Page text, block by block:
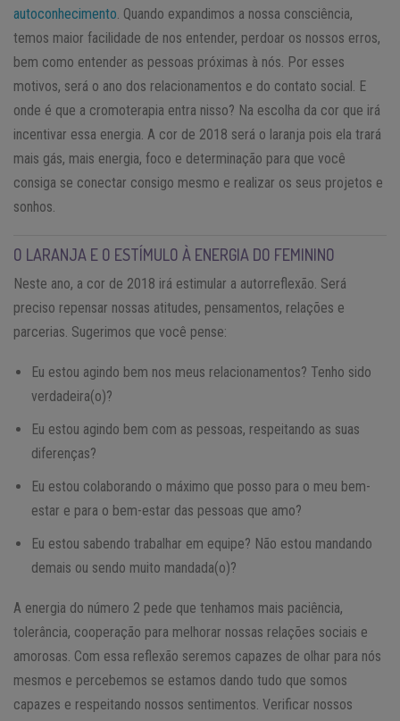
autoconhecimento. Quando expandimos a nossa consciência,
temos maior facilidade de nos entender, perdoar os nossos erros,
bem como entender as pessoas próximas à nós. Por esses
motivos, será o ano dos relacionamentos e do contato social. E
onde é que a cromoterapia entra nisso? Na escolha da cor que irá
incentivar essa energia. A cor de 2018 será o laranja pois ela trará
mais gás, mais energia, foco e determinação para que você
consiga se conectar consigo mesmo e realizar os seus projetos e
sonhos.
O LARANJA E O ESTÍMULO À ENERGIA DO FEMININO
Neste ano, a cor de 2018 irá estimular a autorreflexão. Será
preciso repensar nossas atitudes, pensamentos, relações e
parcerias. Sugerimos que você pense:
Eu estou agindo bem nos meus relacionamentos? Tenho sido
verdadeira(o)?
Eu estou agindo bem com as pessoas, respeitando as suas
diferenças?
Eu estou colaborando o máximo que posso para o meu bem-
estar e para o bem-estar das pessoas que amo?
Eu estou sabendo trabalhar em equipe? Não estou mandando
demais ou sendo muito mandada(o)?
A energia do número 2 pede que tenhamos mais paciência,
tolerância, cooperação para melhorar nossas relações sociais e
amorosas. Com essa reflexão seremos capazes de olhar para nós
mesmos e percebemos se estamos dando tudo que somos
capazes e respeitando nossos sentimentos. Verificar nossos